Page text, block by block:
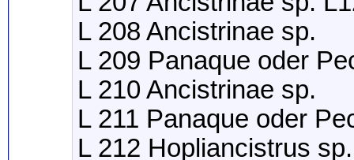
L 208 Ancistrinae sp.
L 209 Panaque oder
L 210 Ancistrinae sp.
L 211 Panaque oder
L 212 Hopliancistrus sp.